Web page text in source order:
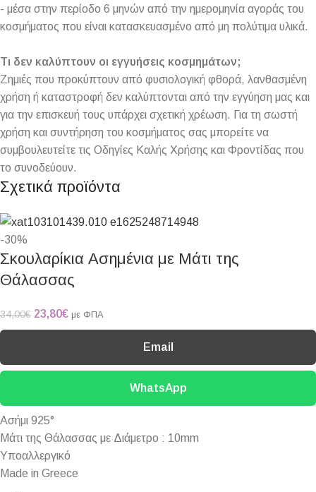
- μέσα στην περίοδο 6 μηνών από την ημερομηνία αγοράς του
κοσμήματος που είναι κατασκευασμένο από μη πολύτιμα υλικά.
Τι δεν καλύπτουν οι εγγυήσεις κοσμημάτων;
Ζημιές που προκύπτουν από φυσιολογική φθορά, λανθασμένη
χρήση ή καταστροφή δεν καλύπτονται από την εγγύηση μας και
για την επισκευή τους υπάρχει σχετική χρέωση. Για τη σωστή
χρήση και συντήρηση του κοσμήματος σας μπορείτε να
συμβουλευτείτε τις Οδηγίες Καλής Χρήσης και Φροντίδας που
το συνοδεύουν.
Σχετικά προϊόντα
-30%
Σκουλαρίκια Ασημένια με Μάτι της
Θάλασσας
34,00€ 23,80€ με ΦΠΑ
Email
WhatsApp
Ασήμι 925°
Μάτι της Θάλασσας με Διάμετρο : 10mm
Υποαλλεργικό
Made in Greece